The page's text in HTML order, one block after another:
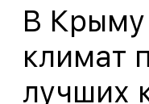
В Крыму
климат
лучших